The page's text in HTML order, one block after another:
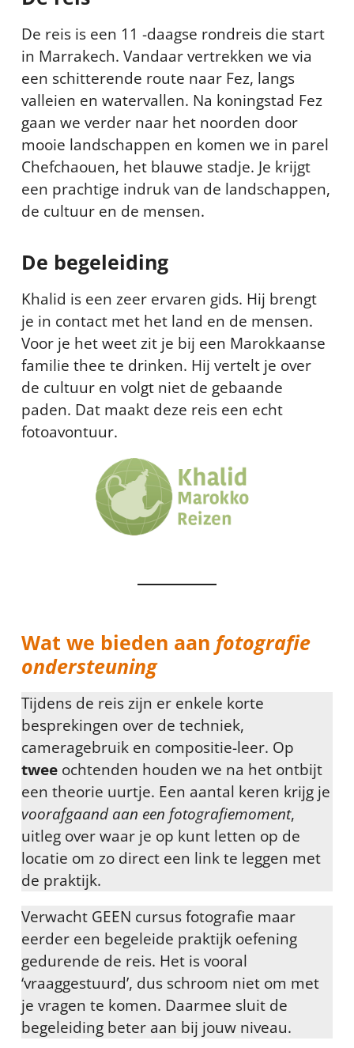
De reis is een 11 -daagse rondreis die start
in Marrakech. Vandaar vertrekken we via
een schitterende route naar Fez, langs
valleien en watervallen. Na koningstad Fez
gaan we verder naar het noorden door
mooie landschappen en komen we in parel
Chefchaouen, het blauwe stadje. Je krijgt
een prachtige indruk van de landschappen,
de cultuur en de mensen.
De begeleiding
Khalid is een zeer ervaren gids. Hij brengt
je in contact met het land en de mensen.
Voor je het weet zit je bij een Marokkaanse
familie thee te drinken. Hij vertelt je over
de cultuur en volgt niet de gebaande
paden. Dat maakt deze reis een echt
fotoavontuur.
Wat we bieden aan fotografie
ondersteuning
Tijdens de reis zijn er enkele korte
besprekingen over de techniek,
cameragebruik en compositie-leer. Op
tweeochtenden houden we na het ontbijt
een theorie uurtje. Een aantal keren krijg je
voorafgaand aan een fotografiemoment,
uitleg over waar je op kunt letten op de
locatie om zo direct een link te leggen met
de praktijk.
Verwacht GEEN cursus fotografie maar
eerder een begeleide praktijk oefening
gedurende de reis. Het is vooral
‘vraaggestuurd’, dus schroom niet om met
je vragen te komen. Daarmee sluit de
begeleiding beter aan bij jouw niveau.